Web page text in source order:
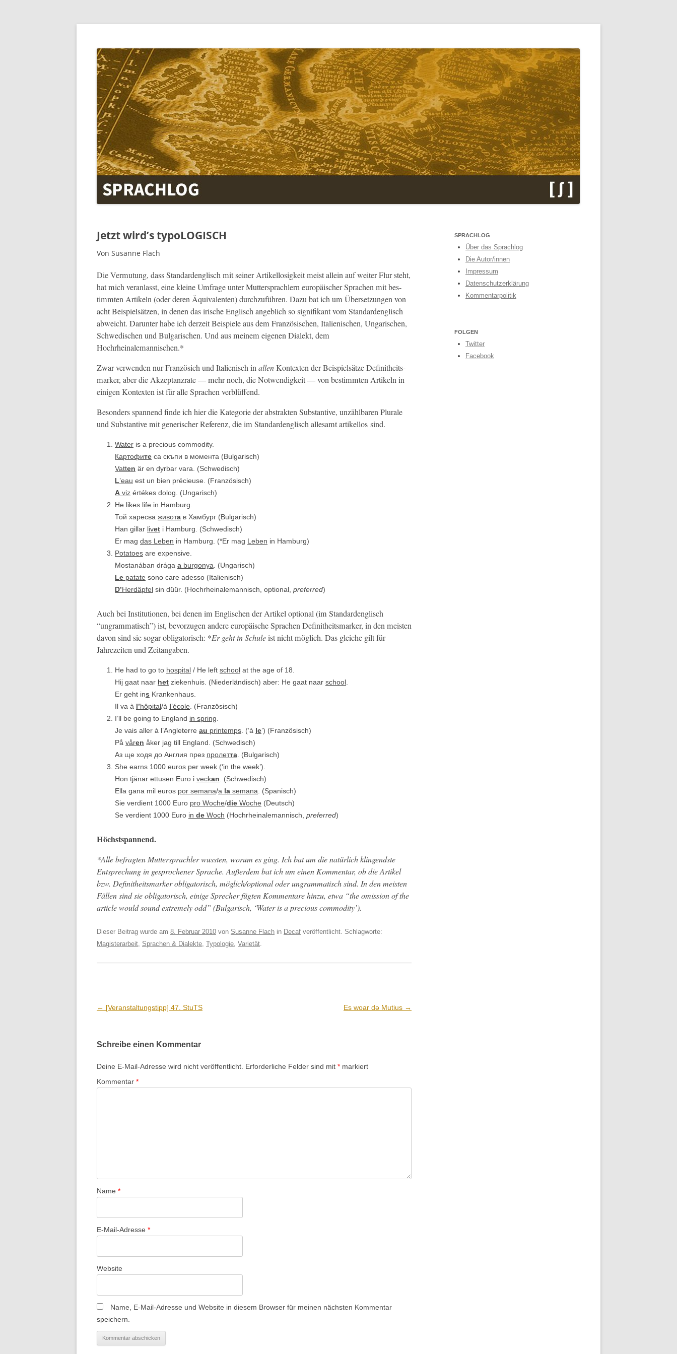
SPRACHLOG
Jetzt wird’s typoLOGISCH
Von Susanne Flach
Die Ver­mu­tung, dass Stan­dar­d­englisch mit sein­er Artikel­losigkeit meist allein auf weit­er Flur ste­ht,
hat mich ver­an­lasst, eine kleine Umfrage unter Mut­ter­sprach­lern europäis­ch­er Sprachen mit bes­
timmten Artikeln (oder deren Äquiv­a­len­ten) durchzuführen. Dazu bat ich um Über­set­zun­gen von
acht Beispiel­sätzen, in denen das irische Englisch ange­blich so sig­nifikant vom Stan­dar­d­englisch
abwe­icht. Darunter habe ich derzeit Beispiele aus dem Franzö­sis­chen, Ital­ienis­chen, Ungarischen,
Schwedis­chen und Bul­gar­ischen. Und aus meinem eige­nen Dialekt, dem
Hochrheinalemannischen.*
Zwar ver­wen­den nur Französich und Ital­ienisch inallenKon­tex­ten der Beispiel­sätze Definitheits­
mark­er, aber die Akzep­tanzrate — mehr noch, die Notwendigkeit — von bes­timmten Artikeln in
eini­gen Kon­tex­ten ist für alle Sprachen verblüffend.
Beson­ders span­nend finde ich hier die Kat­e­gorie der abstrak­ten Sub­stan­tive, unzählbaren Plu­rale
und Sub­stan­tive mit gener­isch­er Ref­erenz, die im Stan­dar­d­englisch alle­samt artikel­los sind.
Water is a pre­cious commodity.
Картофите са скъпи в момента (Bul­gar­isch)
Vatten är en dyr­bar vara. (Schwedisch)
L’eau est un bien pré­cieuse. (Franzö­sisch)
A viz értékes dolog. (Ungarisch)
He likes life in Hamburg.
Той харесва живота в Хамбург (Bul­gar­isch)
Han gillar livet i Ham­burg. (Schwedisch)
Er mag das Leben in Ham­burg. (*Er mag Leben in Hamburg)
Pota­toes are expensive.
Mostanában drá­ga a bur­gonya . (Ungarisch)
Le patate sono care adesso (Ital­ienisch)
D’Herdäpfel sin düür. (Hochrheinale­man­nisch, option­al, pre­ferred)
Auch bei Insti­tu­tio­nen, bei denen im Englis­chen der Artikel option­al (im Stan­dar­d­englisch
“ungram­ma­tisch”) ist, bevorzu­gen andere europäis­che Sprachen Definitheits­mark­er, in den meis­ten
davon sind sie sog­ar oblig­a­torisch: *Er geht in Schuleist nicht möglich. Das gle­iche gilt für
Jahrezeit­en und Zeitangaben.
He had to go to hos­pi­tal / He left school at the age of 18.
Hij gaat naar het zieken­huis. (Nieder­ländisch) aber: He gaat naar school
Er geht ins Krankenhaus.
Il va à l’hôpital/à l’école . (Franzö­sisch)
I’ll be going to Eng­land in spring
Je vais aller à l’An­gleterre au print­emps . (‘à le’) (Franzö­sisch)
På våren åker jag till Eng­land. (Schwedisch)
Aз ще ходя до Англия през пролетта . (Bul­gar­isch)
She earns 1000 euros per week (‘in the week’).
Hon tjä­nar ettusen Euro i veckan . (Schwedisch)
Ella gana mil euros por sem­ana/a la sem­ana . (Spanisch)
Sie ver­di­ent 1000 Euro pro Woche/die Woche (Deutsch)
Se ver­di­ent 1000 Euro in de Woch (Hochrheinale­man­nisch, pre­ferred)
Höch­stspan­nend.
*Alle befragten Mut­ter­sprach­ler wussten, worum es ging. Ich bat um die natür­lich klin­gend­ste
Entsprechung in gesproch­en­er Sprache. Außer­dem bat ich um einen Kom­men­tar, ob die Artikel
bzw. Definitheits­mark­er oblig­a­torisch, möglich/optional oder ungram­ma­tisch sind. In den meis­ten
Fällen sind sie oblig­a­torisch, einige Sprech­er fügten Kom­mentare hinzu, etwa “the omis­sion of the
arti­cle would sound extreme­ly odd” (Bul­gar­isch, ‘Water is a pre­cious commodity’).
Dieser Beitrag wurde am 8. Februar 2010 von Susanne Flach in Decaf veröffentlicht. Schlagworte:
Magisterarbeit, Sprachen & Dialekte, Typologie, Varietät.
Beitrags-
← [Veranstaltungstipp] 47. StuTS Es woar dә Mutius →
Schreibe einen Kommentar
Deine E-Mail-Adresse wird nicht veröffentlicht. Erforderliche Felder sind mit * markiert
Kommentar *
Name *
E-Mail-Adresse *
Website
Name, E-Mail-Adresse und Website in diesem Browser für meinen nächsten Kommentar
speichern.
SPRACHLOG
Über das Sprachlog
Die Autor/innen
Impressum
Datenschutzerklärung
Kommentarpolitik
FOLGEN
Twitter
Facebook